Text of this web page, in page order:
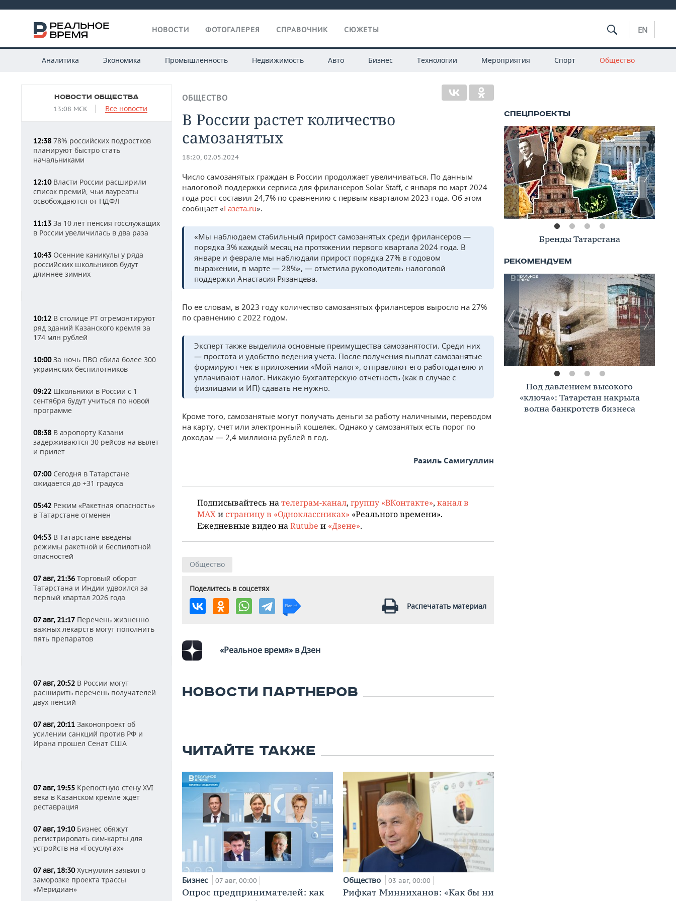
НОВОСТИ ФОТОГАЛЕРЕЯ СПРАВОЧНИК СЮЖЕТЫ EN
Аналитика Экономика Промышленность Недвижимость Авто Бизнес Технологии Мероприятия Спорт Общество
НОВОСТИ ОБЩЕСТВА
13:08 МСК Все новости
12:38 78% российских подростков
планируют быстро стать
начальниками
12:10Власти России расширили
список премий, чьи лауреаты
освобождаются от НДФЛ
11:13 За 10 лет пенсия госслужащих
в России увеличилась в два раза
10:43 Осенние каникулы у ряда
российских школьников будут
длиннее зимних
10:12 В столице РТ отремонтируют
ряд зданий Казанского кремля за
174 млн рублей
10:00За ночь ПВО сбила более 300
украинских беспилотников
09:22 Школьники в России с 1
сентября будут учиться по новой
программе
08:38 В аэропорту Казани
задерживаются 30 рейсов на вылет
и прилет
07:00Сегодня в Татарстане
ожидается до +31 градуса
05:42 Режим «Ракетная опасность»
в Татарстане отменен
04:53 В Татарстане введены
режимы ракетной и беспилотной
опасностей
07 авг, 21:36 Торговый оборот
Татарстана и Индии удвоился за
первый квартал 2026 года
07 авг, 21:17 Перечень жизненно
важных лекарств могут пополнить
пять препаратов
07 авг, 20:52 В России могут
расширить перечень получателей
двух пенсий
07 авг, 20:11 Законопроект об
усилении санкций против РФ и
Ирана прошел Сенат США
07 авг, 19:55 Крепостную стену XVI
века в Казанском кремле ждет
реставрация
07 авг, 19:10Бизнес обяжут
регистрировать сим-карты для
устройств на «Госуслугах»
07 авг, 18:30Хуснуллин заявил о
заморозке проекта трассы
«Меридиан»
ОБЩЕСТВО
В России растет количество
самозанятых
18:20, 02.05.2024
Число самозанятых граждан в России продолжает увеличиваться. По данным
налоговой поддержки сервиса для фрилансеров Solar Staff, с января по март 2024
года рост составил 24,7% по сравнению с первым кварталом 2023 года. Об этом
сообщает «Газета.ru».
«Мы наблюдаем стабильный прирост самозанятых среди фрилансеров —
порядка 3% каждый месяц на протяжении первого квартала 2024 года. В
январе и феврале мы наблюдали прирост порядка 27% в годовом
выражении, в марте — 28%», — отметила руководитель налоговой
поддержки Анастасия Рязанцева.
По ее словам, в 2023 году количество самозанятых фрилансеров выросло на 27%
по сравнению с 2022 годом.
Эксперт также выделила основные преимущества самозанятости. Среди них
— простота и удобство ведения учета. После получения выплат самозанятые
формируют чек в приложении «Мой налог», отправляют его работодателю и
уплачивают налог. Никакую бухгалтерскую отчетность (как в случае с
физлицами и ИП) сдавать не нужно.
Кроме того, самозанятые могут получать деньги за работу наличными, переводом
на карту, счет или электронный кошелек. Однако у самозанятых есть порог по
доходам — 2,4 миллиона рублей в год.
Разиль Самигуллин
Подписывайтесь на телеграм-канал, группу «ВКонтакте», канал в
MAX и страницу в «Одноклассниках» «Реального времени».
Ежедневные видео на Rutube и «Дзене».
Общество
Поделитесь в соцсетях
Распечатать материал
«Реальное время» в Дзен
НОВОСТИ ПАРТНЕРОВ
ЧИТАЙТЕ ТАКЖЕ
Бизнес 07 авг, 00:00
Опрос предпринимателей: как
Общество 03 авг, 00:00
Рифкат Минниханов: «Как бы ни
Книжная полка
Премиальное жилье в Казани:
тренды, критерии, покупатели в
2026 году